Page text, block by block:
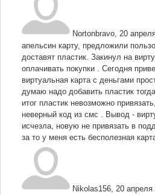
Nortonbravo 20
апельсин карту, предложили
доставят пластик. Закинул на
оплачивать покупки . Сегодня
виртуальная карта с деньгами
думаю надо добавить пластик
итог пластик невозможно
неверный код из смс . Вывод -
исчезла, новую не привязать в
за то у меня есть бесполезная
Nikolas156 20